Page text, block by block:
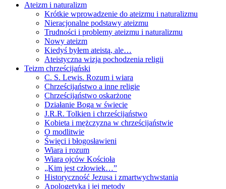
Ateizm i naturalizm
Krótkie wprowadzenie do ateizmu i naturalizmu
Nieracjonalne podstawy ateizmu
Trudności i problemy ateizmu i naturalizmu
Nowy ateizm
Kiedyś byłem ateistą, ale…
Ateistyczna wizja pochodzenia religii
Teizm chrześcijański
C. S. Lewis. Rozum i wiara
Chrześcijaństwo a inne religie
Chrześcijaństwo oskarżone
Działanie Boga w świecie
J.R.R. Tolkien i chrześcijaństwo
Kobieta i mężczyzna w chrześcijaństwie
O modlitwie
Święci i błogosławieni
Wiara i rozum
Wiara ojców Kościoła
„Kim jest człowiek…”
Historyczność Jezusa i zmartwychwstania
Apologetyka i jej metody